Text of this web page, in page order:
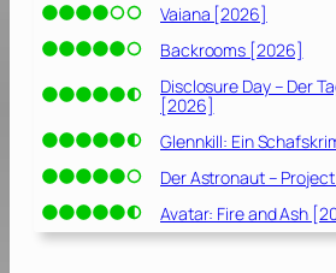
Vaiana [2026]
Backrooms [2026]
Disclosure Day – Der
[2026]
Glennkill: Ein
Der Astronaut –
Avatar: Fire and Ash